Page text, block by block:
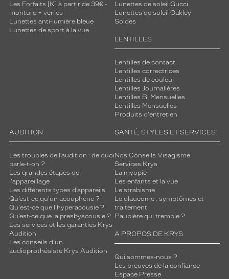
Les Forfaits [K] à partir de 39€ -
monture + verres
Lunettes anti-lumière bleue
Lunettes de sport à la vue
Lunettes de soleil Gucci
Lunettes de soleil Oakley
Soldes
LENTILLES
Lentilles de contact
Lentilles correctrices
Lentilles de couleur
Lentilles Journalières
Lentilles Bi Mensuelles
Lentilles Mensuelles
Produits d'entretien
AUDITION
Les troubles de l’audition : de quoi
parle-t-on ?
Les grandes étapes de
l'appareillage
Les différents types d’appareils
Qu’est-ce qu'un acouphène ?
Qu'est-ce que l'hyperacousie ?
Qu’est-ce que la presbyacousie ?
Les services et les garanties Krys
Audition
Les conseils d'un
audioprothésiste Krys Audition
SANTÉ, STYLES ET SERVICES
Nos Conseils Visagisme
Services Krys
La myopie
Les enfants et la vue
Le strabisme
Le glaucome : symptômes et
traitement
Paupière qui tremble ?
A PROPOS DE KRYS
Qui sommes-nous ?
Les preuves de la confiance
Espace Presse